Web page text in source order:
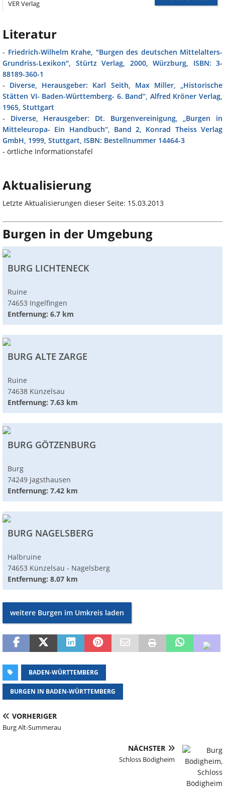
VER Verlag
Literatur
- Friedrich-Wilhelm Krahe, "Burgen des deutschen Mittelalters-
Grundriss-Lexikon", Stürtz Verlag, 2000, Würzburg, ISBN: 3-
88189-360-1
- Diverse, Herausgeber: Karl Seith, Max Miller, „Historische
Stätten VI- Baden-Württemberg- 6. Band“, Alfred Kröner Verlag,
1965, Stuttgart
- Diverse, Herausgeber: Dt. Burgenvereinigung, „Burgen in
Mitteleuropa- Ein Handbuch“, Band 2, Konrad Theiss Verlag
GmbH, 1999, Stuttgart, ISBN: Bestellnummer 14464-3
- örtliche Informationstafel
Aktualisierung
Letzte Aktualisierungen dieser Seite: 15.03.2013
Burgen in der Umgebung
BURG LICHTENECK
Ruine
74653 Ingelfingen
Entfernung: 6.7 km
BURG ALTE ZARGE
Ruine
74638 Künzelsau
Entfernung: 7.63 km
BURG GÖTZENBURG
Burg
74249 Jagsthausen
Entfernung: 7.42 km
BURG NAGELSBERG
Halbruine
74653 Künzelsau - Nagelsberg
Entfernung: 8.07 km
weitere Burgen im Umkreis laden
BADEN-WÜRTTEMBERG
BURGEN IN BADEN-WÜRTTEMBERG
VORHERIGER
Burg Alt-Summerau
NÄCHSTER
Schloss Bödigheim